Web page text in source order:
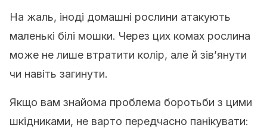
На жаль, іноді домашні рослини атакують
маленькі білі мошки. Через цих комах рослина
може не лише втратити колір, але й зів’янути
чи навіть загинути.
Якщо вам знайома проблема боротьби з цими
шкідниками, не варто передчасно панікувати: